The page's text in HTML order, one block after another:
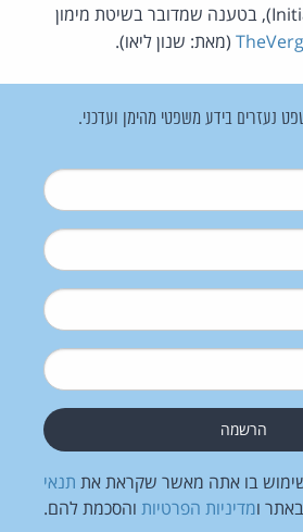
(Initial Coin Offering - ICO), בטענה שמדובר בשיטת מימון
(מאת: שנון ליאו).
נעזרים בידע משפטי מהימן ועדכני.
בו אתה מאשר שקראת את תנאי
באתר ומדיניות הפרטיות והסכמת להם.